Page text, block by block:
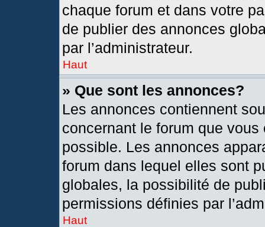
chaque forum et dans votre
de publier des annonces
par l’administrateur.
Haut
» Que sont les annonces?
Les annonces contiennent
concernant le forum que
possible. Les annonces
forum dans lequel elles sont
globales, la possibilité de
permissions définies par
Haut